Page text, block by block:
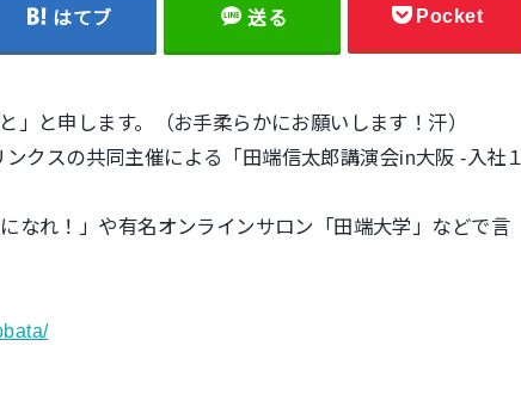
はてブ 送る Pocket
」と申します。（お手柔らかにお願いします！汗）
クスの共同主催による「田端信太郎講演会in大阪 -入社１
なれ！」や有名オンラインサロン「田端大学」などで言